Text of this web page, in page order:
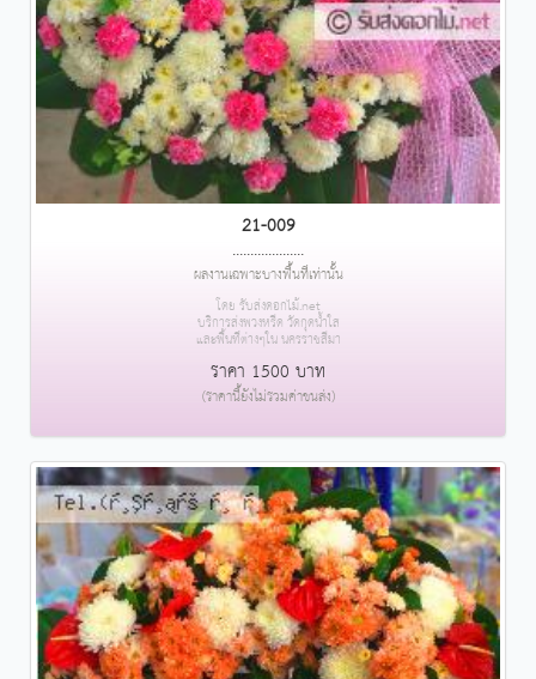
21-009
....................
ผลงานเฉพาะบางพื้นที่เท่านั้น
โดย รับส่งดอกไม้.net
บริการส่งพวงหรีด วัดกุดน้ำใส
และพื้นที่ต่างๆใน นครราชสีมา
ราคา 1500 บาท
(ราคานี้ยังไม่รวมค่าขนส่ง)